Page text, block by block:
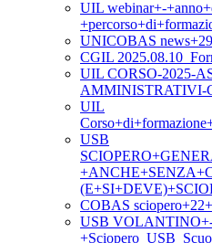
UIL webinar+-
UNICOBAS
CGIL
UIL CORSO-2025-
AMMINISTRATIVI-
UIL
USB
COBAS
USB